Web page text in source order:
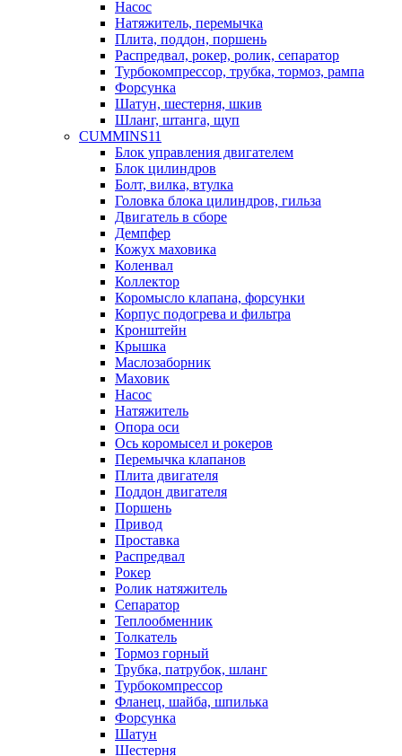
Насос
Натяжитель, перемычка
Плита, поддон, поршень
Распредвал, рокер, ролик, сепаратор
Турбокомпрессор, трубка, тормоз, рампа
Форсунка
Шатун, шестерня, шкив
Шланг, штанга, щуп
CUMMINS11
Блок управления двигателем
Блок цилиндров
Болт, вилка, втулка
Головка блока цилиндров, гильза
Двигатель в сборе
Демпфер
Кожух маховика
Коленвал
Коллектор
Коромысло клапана, форсунки
Корпус подогрева и фильтра
Кронштейн
Крышка
Маслозаборник
Маховик
Насос
Натяжитель
Опора оси
Ось коромысел и рокеров
Перемычка клапанов
Плита двигателя
Поддон двигателя
Поршень
Привод
Проставка
Распредвал
Рокер
Ролик натяжитель
Сепаратор
Теплообменник
Толкатель
Тормоз горный
Трубка, патрубок, шланг
Турбокомпрессор
Фланец, шайба, шпилька
Форсунка
Шатун
Шестерня